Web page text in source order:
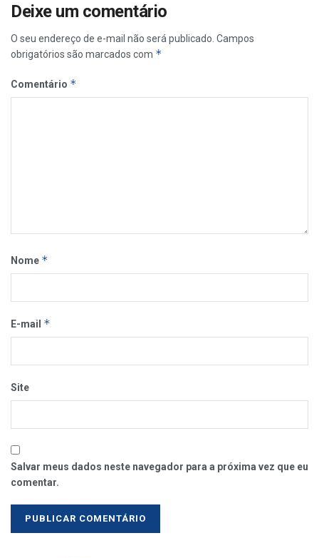
Deixe um comentário
O seu endereço de e-mail não será publicado. Campos
obrigatórios são marcados com *
Comentário *
Nome *
E-mail *
Site
Salvar meus dados neste navegador para a próxima vez que eu
comentar.